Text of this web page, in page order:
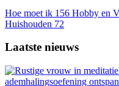
Hoe moet ik 156 Hobby en
Huishouden 72
Laatste nieuws